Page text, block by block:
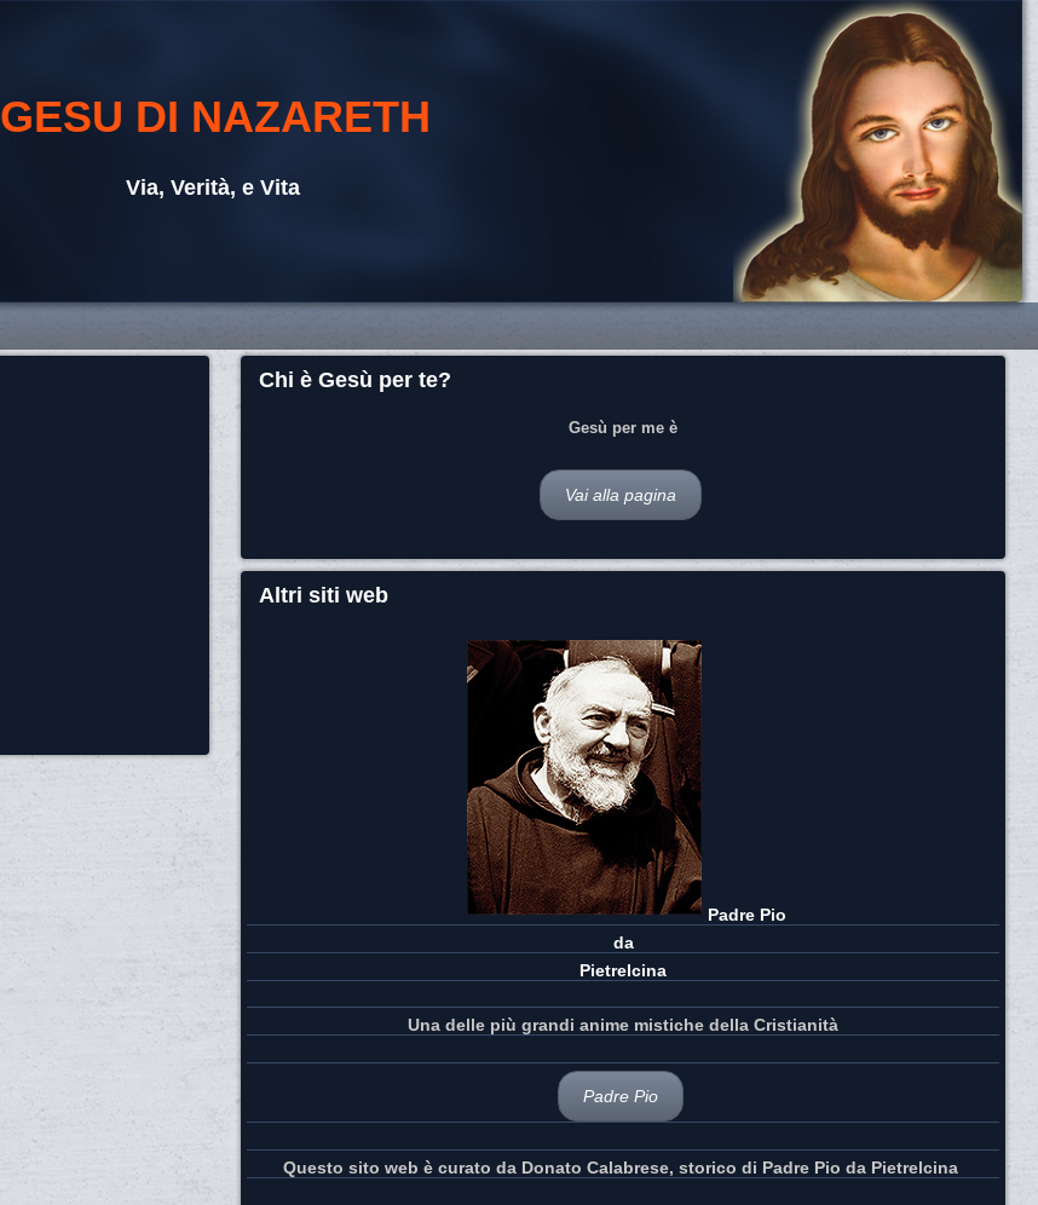
GESU DI NAZARETH
Via, Verità, e Vita
Chi è Gesù per te?
Gesù per me è
Vai alla pagina
Altri siti web
Padre Pio
da
Pietrelcina
Una delle più grandi anime mistiche della Cristianità
Padre Pio
Questo sito web è curato da Donato Calabrese, storico di Padre Pio da Pietrelcina